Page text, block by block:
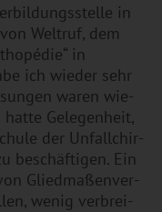
in
Welt­ruf, dem
in
ich wie­der sehr
waren wie­
Ge­le­gen­heit,
der Un­fall­chir­
be­schäf­ti­gen. Ein
Glied­ma­ßen­ver­
wenig ver­brei­